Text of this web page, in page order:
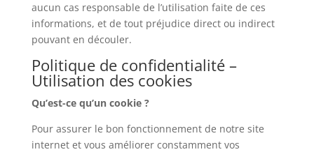
aucun cas responsable de l’utilisation faite de ces
informations, et de tout préjudice direct ou indirect
pouvant en découler.
Politique de confidentialité –
Utilisation des cookies
Qu’est-ce qu’un cookie ?
Pour assurer le bon fonctionnement de notre site
internet et vous améliorer constamment vos